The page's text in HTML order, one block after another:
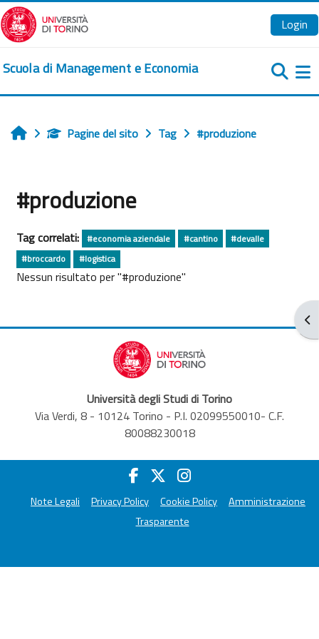
Vai al contenuto principale
Login
Scuola di Management e Economia
HomePagine del sito Tag #produzione
#produzione
Tag correlati: #economia aziendale #cantino
#devalle
#broccardo
#logistica
Nessun risultato per "#produzione"
Università degli Studi di Torino
Via Verdi, 8 - 10124 Torino - P.I. 02099550010- C.F.
80088230018
Note Legali Privacy Policy Cookie Policy
Amministrazione
Trasparente